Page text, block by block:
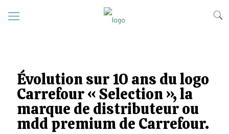
Évolution sur 10 ans du logo
Carrefour « Selection », la
marque de distributeur ou
mdd premium de Carrefour.